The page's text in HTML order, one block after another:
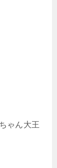
ゃん大王